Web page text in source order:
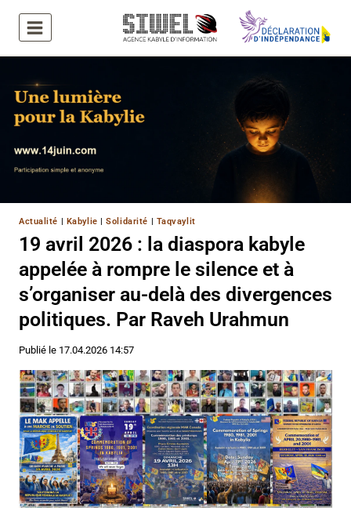
contenu
Actualité | Kabylie |Solidarité | Taqvaylit
19 avril 2026 : la diaspora kabyle
appelée à rompre le silence et à
s’organiser au-delà des divergences
politiques. Par Raveh Urahmun
Publié le 17.04.2026 14:57